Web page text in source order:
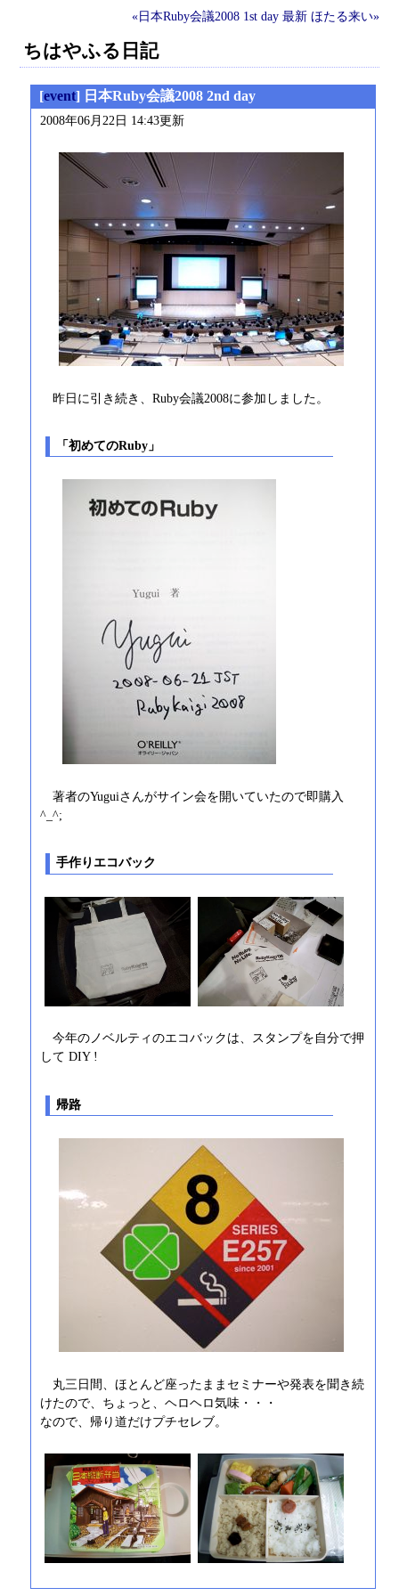
«日本Ruby会議2008 1st day 最新 ほたる来い»
ちはやふる日記
[event] 日本Ruby会議2008 2nd day
2008年06月22日 14:43更新
昨日に引き続き、Ruby会議2008に参加しました。
「初めてのRuby」
著者のYuguiさんがサイン会を開いていたので即購入
^_^;
手作りエコバック
今年のノベルティのエコバックは、スタンプを自分で押
して DIY !
帰路
丸三日間、ほとんど座ったままセミナーや発表を聞き続
けたので、ちょっと、ヘロヘロ気味・・・
なので、帰り道だけプチセレブ。